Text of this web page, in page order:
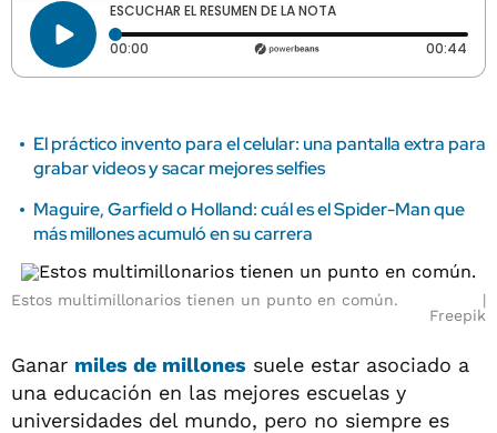
ESCUCHAR EL RESUMEN DE LA NOTA
00:00 Tiempo transcurrido: 0 segundos 00:44
El práctico invento para el celular: una pantalla extra para
grabar videos y sacar mejores selfies
Maguire, Garfield o Holland: cuál es el Spider-Man que
más millones acumuló en su carrera
Estos multimillonarios tienen un punto en común.
Freepik
Ganar miles de millones suele estar asociado a
una educación en las mejores escuelas y
universidades del mundo, pero no siempre es